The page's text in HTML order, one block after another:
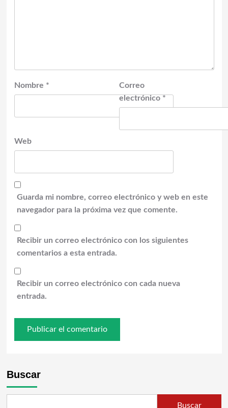
Nombre *
Correo
electrónico *
Web
Guarda mi nombre, correo electrónico y web en este
navegador para la próxima vez que comente.
Recibir un correo electrónico con los siguientes
comentarios a esta entrada.
Recibir un correo electrónico con cada nueva
entrada.
Buscar
Buscar